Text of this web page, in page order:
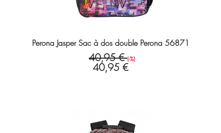
Perona Jasper Sac à dos double Perona 56871
40,95 €(-%)
40,95 €